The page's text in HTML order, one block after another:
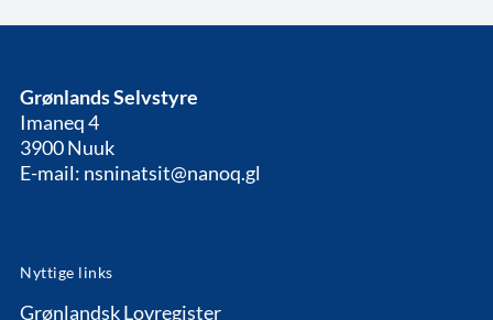
Grønlands Selvstyre
Imaneq 4
3900 Nuuk
E-mail: nsninatsit@nanoq.gl
Nyttige links
Grønlandsk Lovregister